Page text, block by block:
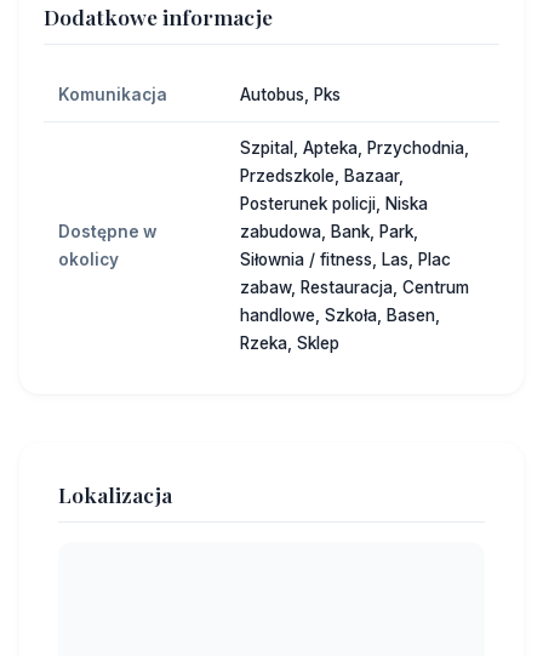
Dodatkowe informacje
Komunikacja Autobus, Pks
Dostępne w
okolicy
Szpital, Apteka, Przychodnia,
Przedszkole, Bazaar,
Posterunek policji, Niska
zabudowa, Bank, Park,
Siłownia / fitness, Las, Plac
zabaw, Restauracja, Centrum
handlowe, Szkoła, Basen,
Rzeka, Sklep
Lokalizacja